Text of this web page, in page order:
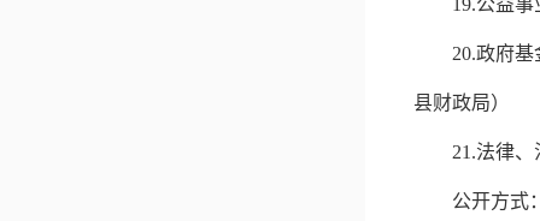
19.公益事
20.政府基
县财政局）
21.法律、
公开方式